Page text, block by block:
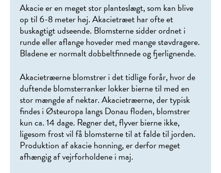
Akacie er en meget stor planteslægt, som kan blive
op til 6-8 meter høj. Akacietræet har ofte et
buskagtigt udseende. Blomsterne sidder ordnet i
runde eller aflange hoveder med mange støvdragere.
Bladene er normalt dobbeltfinnede og fjerlignende.
Akacietræerne blomstrer i det tidlige forår, hvor de
duftende blomsterranker lokker bierne til med en
stor mængde af nektar. Akacietræerne, der typisk
findes i Østeuropa langs Donau floden, blomstrer
kun ca. 14 dage. Regner det, flyver bierne ikke,
ligesom frost vil få blomsterne til at falde til jorden.
Produktion af akacie honning, er derfor meget
afhængig af vejrforholdene i maj.